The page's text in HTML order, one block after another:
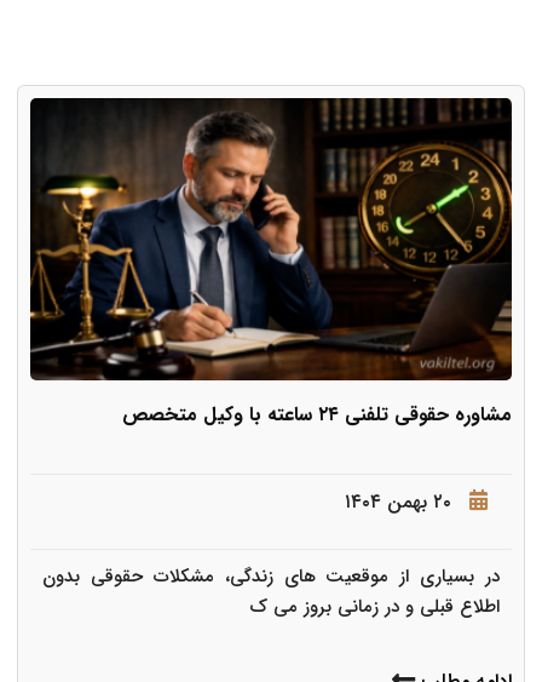
مشاوره حقوقی تلفنی ۲۴ ساعته با وکیل متخصص
۲۰ بهمن ۱۴۰۴
در بسیاری از موقعیت های زندگی، مشکلات حقوقی بدون
اطلاع قبلی و در زمانی بروز می ک